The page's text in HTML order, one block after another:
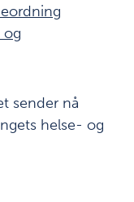
og
sender nå
helse- og